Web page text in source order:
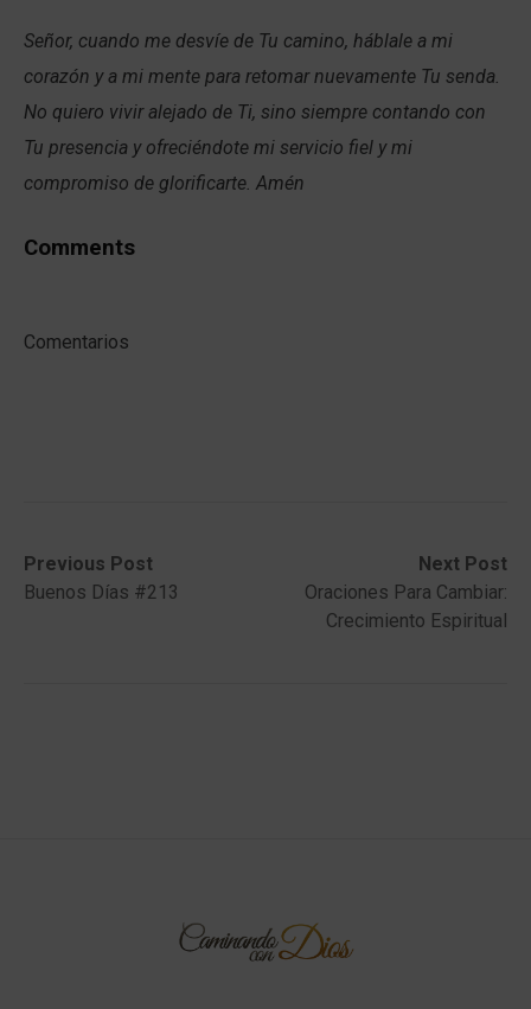
Señor, cuando me desvíe de Tu camino, háblale a mi
corazón y a mi mente para retomar nuevamente Tu senda.
No quiero vivir alejado de Ti, sino siempre contando con
Tu presencia y ofreciéndote mi servicio fiel y mi
compromiso de glorificarte. Amén
Comments
Comentarios
Post
navigation
Previous Post
Previous
post:Buenos Días #213
Next Post
Next
post:
Oraciones Para Cambiar:
Crecimiento Espiritual